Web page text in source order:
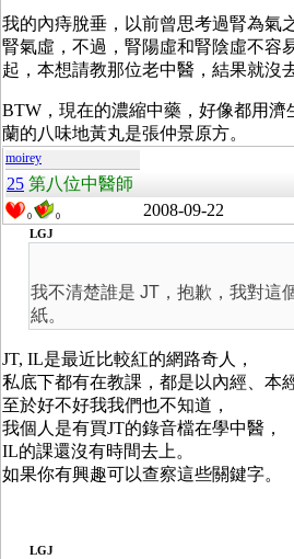
我的內痔脫垂，以前曾思考過腎為氣
腎氣虛，不過，腎陽虛和腎陰虛不容
起，本想請教那位老中醫，結果就沒
BTW，現在的濃縮中藥，好像都用濟
蘭的八味地黃丸是張仲景原方。
moirey
25 第八位中醫師
0 0 2008-09-22
LGJ
我不清楚誰是 JT，抱歉，我對這
紙。
JT, IL是最近比較紅的網路奇人，
私底下都有在教課，都是以內經、本
至於好不好我我們也不知道，
我個人是有買JT的錄音檔在學中醫，
IL的課還沒有時間去上。
如果你有興趣可以查察這些關鍵字。
LGJ